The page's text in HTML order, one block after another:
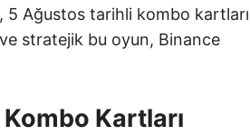
5 Ağustos tarihli kombo kartları
stratejik bu oyun, Binance
Kartları